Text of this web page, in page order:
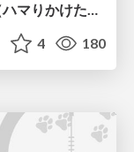
AWS ネットワーク構築でハマった（ハマりかけた） 5選とそこから得た教訓
4 180